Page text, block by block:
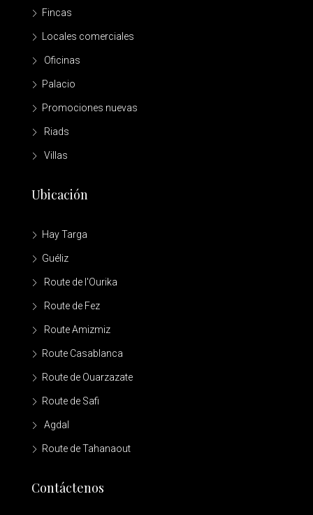
Fincas
Locales comerciales
Oficinas
Palacio
Promociones nuevas
Riads
Villas
Ubicación
Hay Targa
Guéliz
Route de l'Ourika
Route de Fez
Route Amizmiz
Route Casablanca
Route de Ouarzazate
Route de Safi
Agdal
Route de Tahanaout
Contáctenos